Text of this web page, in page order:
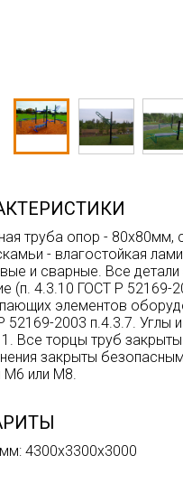
труба опор - 80х80мм,
- влагостойкая
и сварные. Все
(п. 4.3.10 ГОСТ Р 52169-
элементов
52169-2003 п.4.3.7. Углы
Все торцы труб
закрыты
М6 или М8.
4300х3300х3000